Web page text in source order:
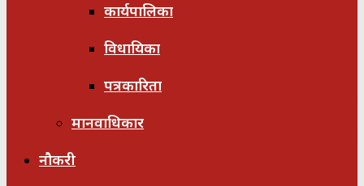
कार्यपालिका
विधायिका
पत्रकारिता
मानवाधिकार
नौकरी